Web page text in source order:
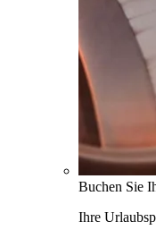
Buchen Sie
Ihre